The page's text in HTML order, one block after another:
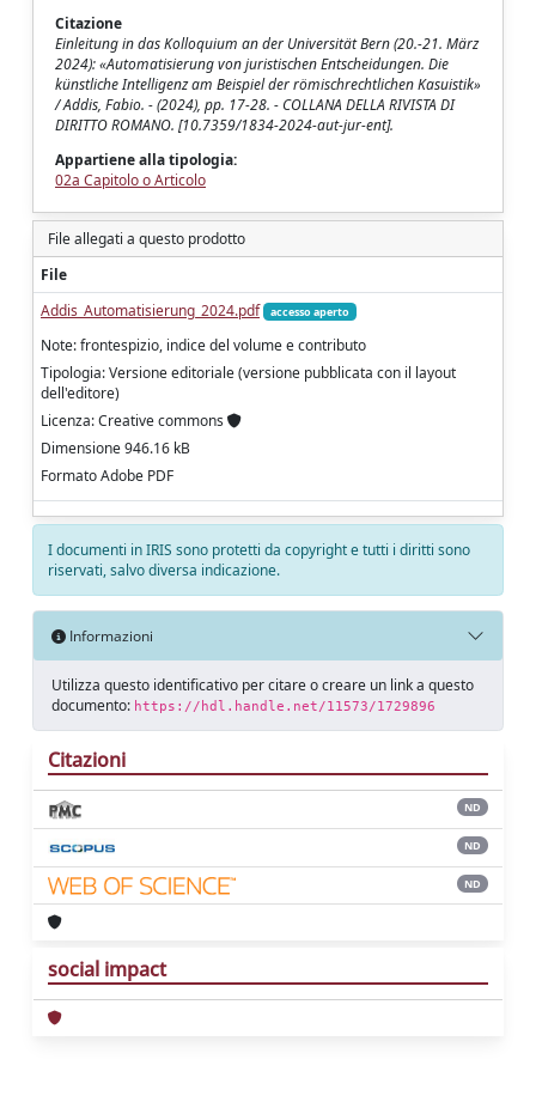
Citazione
Einleitung in das Kolloquium an der Universität Bern (20.-21. März
2024): «Automatisierung von juristischen Entscheidungen. Die
künstliche Intelligenz am Beispiel der römischrechtlichen Kasuistik»
/ Addis, Fabio. - (2024), pp. 17-28. - COLLANA DELLA RIVISTA DI
DIRITTO ROMANO. [10.7359/1834-2024-aut-jur-ent].
Appartiene alla tipologia:
02a Capitolo o Articolo
File allegati a questo prodotto
File
Addis_Automatisierung_2024.pdf
accesso aperto
Note: frontespizio, indice del volume e contributo
Tipologia: Versione editoriale (versione pubblicata con il layout
dell'editore)
Licenza: Creative commons
Dimensione 946.16 kB
Formato Adobe PDF
I documenti in IRIS sono protetti da copyright e tutti i diritti sono
riservati, salvo diversa indicazione.
Informazioni
Utilizza questo identificativo per citare o creare un link a questo
documento: https://hdl.handle.net/11573/1729896
Citazioni
ND
ND
ND
social impact